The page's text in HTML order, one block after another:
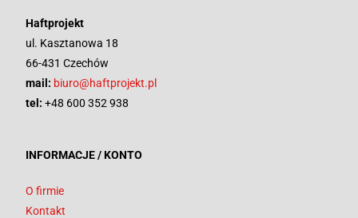
Haftprojekt
ul. Kasztanowa 18
66-431 Czechów
mail: biuro@haftprojekt.pl
tel: +48 600 352 938
INFORMACJE / KONTO
O firmie
Kontakt